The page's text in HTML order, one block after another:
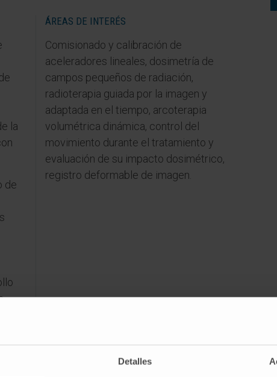
Detalles
la
de
ÁREAS DE INTERÉS
Comisionado y calibración de
aceleradores lineales, dosimetría de
campos pequeños de radiación,
radioterapia guiada por la imagen y
adaptada en el tiempo, arcoterapia
volumétrica dinámica, control del
movimiento durante el tratamiento y
evaluación de su impacto dosimétrico,
registro deformable de imagen.